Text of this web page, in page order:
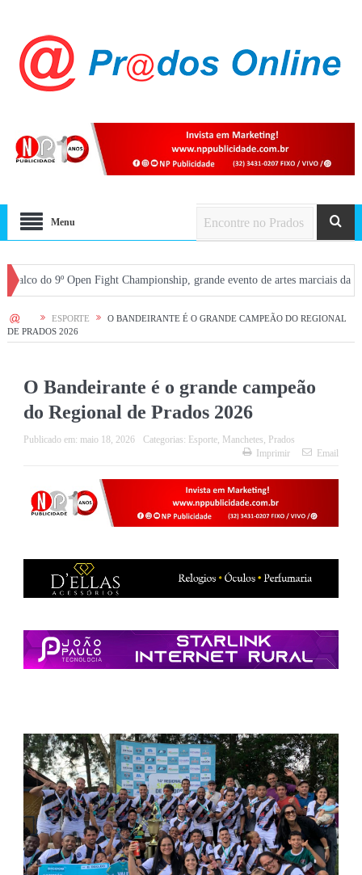
Menu
grande evento de artes marciais da região FESTIVAL:
HOME ESPORTE
O BANDEIRANTE É O GRANDE CAMPEÃO DO REGIONAL
DE PRADOS 2026
O Bandeirante é o grande campeão
do Regional de Prados 2026
Publicado em: maio 18, 2026 Categorias: Esporte, Manchetes, Prados
Imprimir
Email